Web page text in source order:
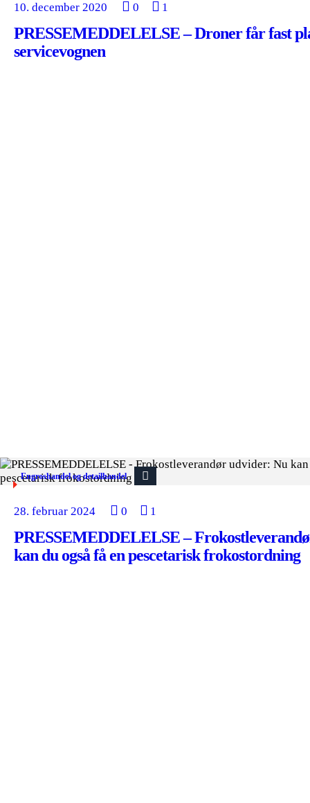
10. december 2020 0 1
PRESSEMEDDELELSE – Droner får fast
servicevognen
Engroshandel og detailhandel
28. februar 2024 0 1
PRESSEMEDDELELSE –
kan du også få en pescetarisk frokostordning